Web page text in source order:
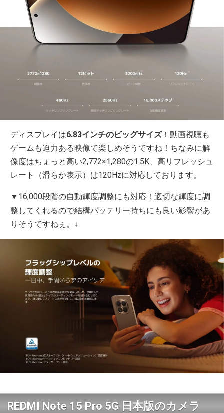
ディスプレイは6.83インチのビッグサイズ！動画視聴も
ゲームも迫力ある映像で楽しめそうですね！ちなみに解
像度はちょっと高い2,772×1,280の1.5K、高リフレッシュ
レート（滑らか表示）は120Hzに対応しております。
▼16,000段階の自動輝度調整にも対応！適切な輝度に調
整してくれるので結構バッテリー持ちにも良い影響があ
りそうですねぇ。↓
REDMI Note 15 Pro 5G 日本版のカメラ